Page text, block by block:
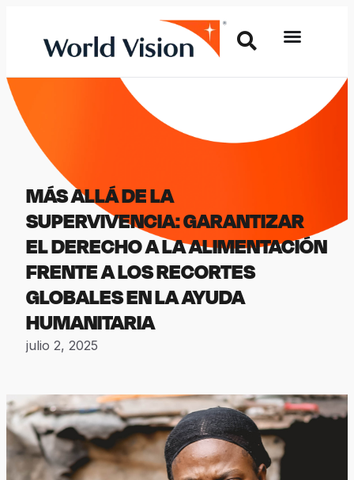
MÁS ALLÁ DE LA
SUPERVIVENCIA: GARANTIZAR
EL DERECHO A LA ALIMENTACIÓN
FRENTE A LOS RECORTES
GLOBALES EN LA AYUDA
HUMANITARIA
julio 2, 2025